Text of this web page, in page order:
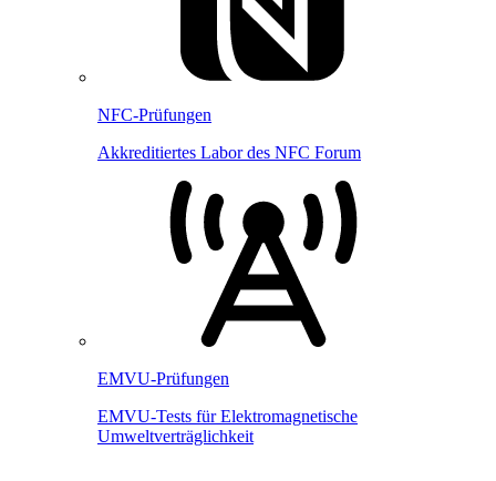
NFC-Prüfungen
Akkreditiertes Labor des NFC Forum
EMVU-Prüfungen
EMVU-Tests für Elektromagnetische
Umweltverträglichkeit